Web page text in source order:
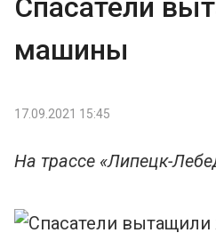
Спасатели
машины
17.09.2021 15:45
На трассе «Липецк-